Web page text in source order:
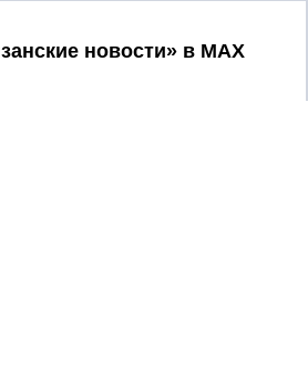
Принять